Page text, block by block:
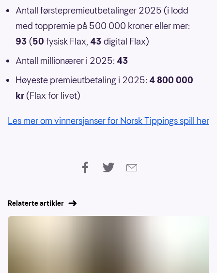
Antall førstepremieutbetalinger 2025 (i lodd
med toppremie på 500 000 kroner eller mer:
93 (50 fysisk Flax, 43 digital Flax)
Antall millionærer i 2025: 43
Høyeste premieutbetaling i 2025: 4 800 000
kr (Flax for livet)
Les mer om vinnersjanser for Norsk Tippings spill her
Relaterte artikler